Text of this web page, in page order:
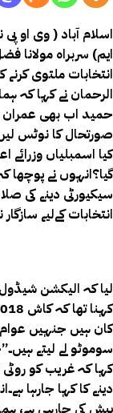
ایم) سربراہ مولانا
انتخابات ملتوی
الرحمان نے کہا کہ
حمید اب بھی عمران
صورتحال کا نوٹس
کیا اسمبلیاں وزرائے
گیا؟انہوں نے پوچھا
سیکیورٹی دینے کی
انتخابات کےلیے
لیا کہ الیکشن
سوموٹو لے لیتے
دینے کا کہا جارہا
پیش کی جارہی ہے،